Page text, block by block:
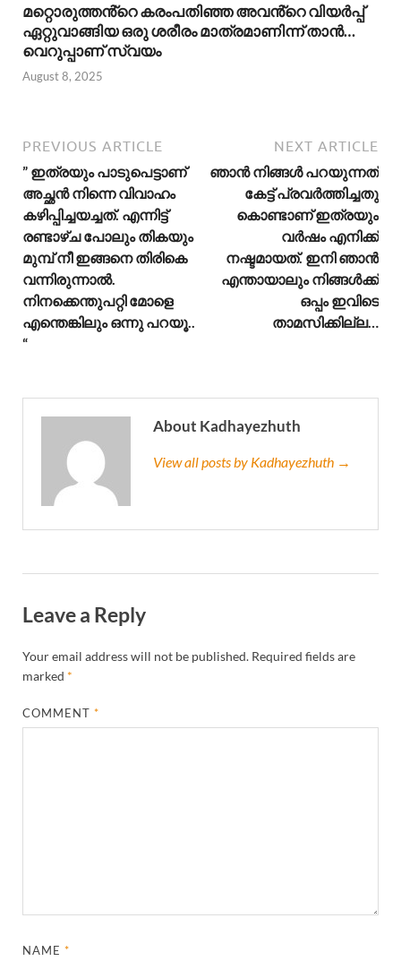
മറ്റൊരുത്തൻ്റെ കരംപതിഞ്ഞ അവൻ്റെ വിയർപ്പ്
ഏറ്റുവാങ്ങിയ ഒരു ശരീരം മാത്രമാണിന്ന് താൻ…
വെറുപ്പാണ് സ്വയം
August 8, 2025
PREVIOUS ARTICLE
” ഇത്രയും പാടുപെട്ടാണ്
അച്ഛൻ നിന്നെ വിവാഹം
കഴിപ്പിച്ചയച്ചത്. എന്നിട്ട്
രണ്ടാഴ്ച പോലും തികയും
മുമ്പ് നീ ഇങ്ങനെ തിരികെ
വന്നിരുന്നാൽ.
നിനക്കെന്തുപറ്റി മോളെ
എന്തെങ്കിലും ഒന്നു പറയൂ..
“
NEXT ARTICLE
ഞാൻ നിങ്ങൾ പറയുന്നത്
കേട്ട് പ്രവർത്തിച്ചതു
കൊണ്ടാണ് ഇത്രയും
വർഷം എനിക്ക്
നഷ്ടമായത്. ഇനി ഞാൻ
എന്തായാലും നിങ്ങൾക്ക്
ഒപ്പം ഇവിടെ
താമസിക്കില്ല…
About Kadhayezhuth
View all posts by Kadhayezhuth →
Leave a Reply
Your email address will not be published. Required fields are
marked *
COMMENT*
NAME*